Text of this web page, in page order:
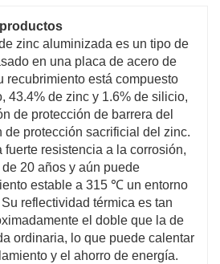
zinc aluminizada es un tipo de
en una placa de acero de
recubrimiento está compuesto
43.4% de zinc y 1.6% de silicio,
de protección de barrera del
de protección sacrificial del zinc.
fuerte resistencia a la corrosión,
20 años y aún puede
estable a 315 ℃ un entorno
reflectividad térmica es tan
el doble que la de
ordinaria, lo que puede calentar
y el ahorro de energía.